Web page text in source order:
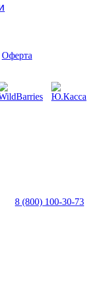
Оферта
8 (800) 100-30-73